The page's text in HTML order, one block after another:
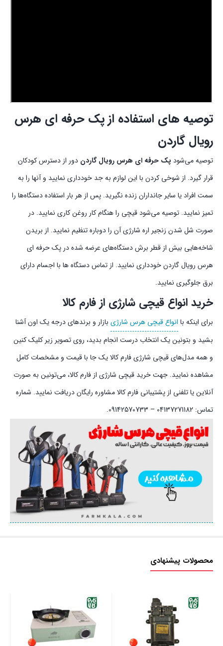
توصیه های استفاده از پک حرفه‌ ای هرس
رویال گاردن
توصیه می‌شود پک حرفه‌ ای هرس رویال گاردن دور از دسترس کودکان
قرار گیرد. از شوخی کردن با این لوازم به جد خودداری نمایید و آنها را به
سمت افراد یا سایر جانداران زنده نگیرید. پس از هر بار استفاده دستگاه‌ها را
تمیز نمایید. توصیه می‌شود قیچی را هنگام کار روغن کاری نمایید. در
صورت شل شدن زنجیر اره شارژی آن را دوباره تنظیم نمایید. از بریدن
شاخه‌هایی بیش از قطر برش دستگاه‌های عرضه شده در پک حرفه‌ ای
هرس رویال گاردن خودداری نمایید. از تماس دستگاه ها با اجسام دارای
برق جلوگیری نمایید.
خرید انواع قیچی شارژی از فارم کالا
برای اینکه با انواع قیچی هرس شارژی بازار و برند‌های درجه یک اون آشنا
بشید و بتونین یک انتخاب درست انجام بدید، روی تصویر زیر کلیک کنین
و همه مدل‌های قیچی شارژی فارم کالا یک جا با قیمت و مشخصات کامل
مشاهده نمایید. جهت خرید قیچی شارژی از فارم کالا، می‌تونین به صورت
آنلاین یا تلفنی از پشتیبانی فارم کالا مشاوره رایگان دریافت نمایید. شماره
تماس: 04137271182 – 09142570733.
محصولات پیشنهادی